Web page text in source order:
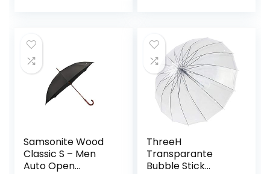
Samsonite Wood
Classic S – Men
Auto Open
ThreeH
Transparante
Bubble Stick